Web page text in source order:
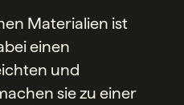
Materialien ist
einen
und
sie zu einer